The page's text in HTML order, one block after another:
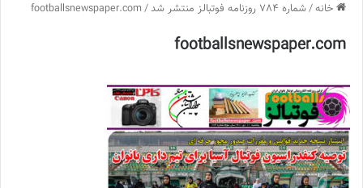
خانه/شماره 784 روزنامه فوتبالز منتشر شد /
footballsnewspaper.com
footballsnewspaper.com